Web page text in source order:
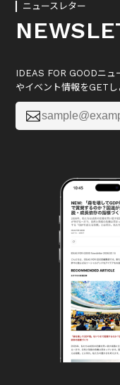
ニュースレター
IDEAS FOR GOODニュ
やイベント情報をGETし
